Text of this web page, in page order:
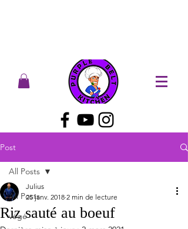
Post
All Posts
végé
All Posts
Riz sauté au boeuf
Julius
25 janv. 2018 2 min de lecture